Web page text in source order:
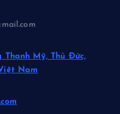
Thạnh Mỹ, Thủ Đức,
Nam